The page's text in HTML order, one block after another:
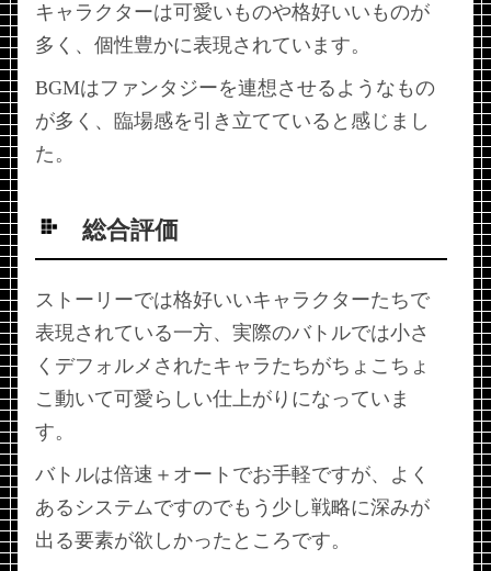
キャラクターは可愛いものや格好いいものが
多く、個性豊かに表現されています。
BGMはファンタジーを連想させるようなもの
が多く、臨場感を引き立てていると感じまし
た。
総合評価
ストーリーでは格好いいキャラクターたちで
表現されている一方、実際のバトルでは小さ
くデフォルメされたキャラたちがちょこちょ
こ動いて可愛らしい仕上がりになっていま
す。
バトルは倍速＋オートでお手軽ですが、よく
あるシステムですのでもう少し戦略に深みが
出る要素が欲しかったところです。